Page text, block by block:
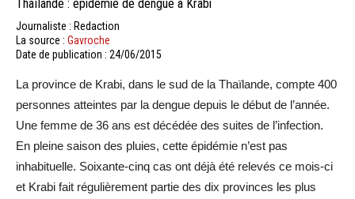
Thaïlande : épidémie de dengue à Krabi
Journaliste : Redaction
La source : Gavroche
Date de publication : 24/06/2015
La province de Krabi, dans le sud de la Thaïlande, compte 400
personnes atteintes par la dengue depuis le début de l’année.
Une femme de 36 ans est décédée des suites de l’infection.
En pleine saison des pluies, cette épidémie n’est pas
inhabituelle. Soixante-cinq cas ont déjà été relevés ce mois-ci
et Krabi fait régulièrement partie des dix provinces les plus